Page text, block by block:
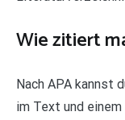
Wie zitiert
Nach APA kannst
im Text und